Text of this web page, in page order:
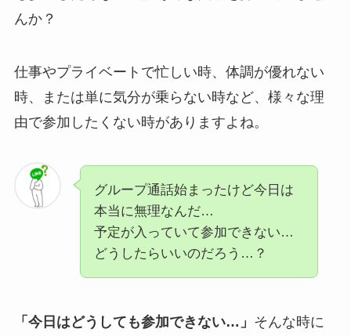
んか？
仕事やプライベートで忙しい時、体調が優れない
時、または単に気分が乗らない時など、様々な理
由で参加したくない時がありますよね。
グループ通話始まったけど今日は
本当に無理なんだ…
予定が入っていて参加できない…
どうしたらいいのだろう…？
「今日はどうしても参加できない…」 そんな時に